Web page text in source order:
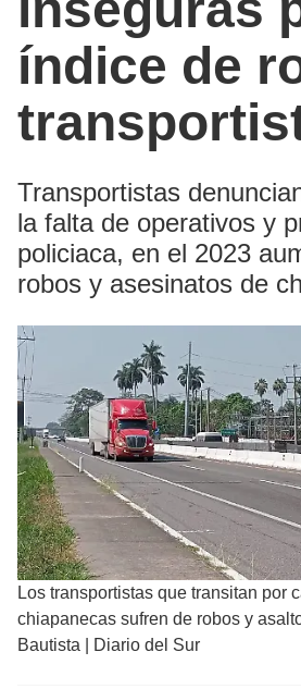
índice de
Transportistas
la falta de operativos y
policiaca, en el 2023
robos y asesinatos de
Los transportistas que transitan por
chiapanecas sufren de robos y
Bautista | Diario del Sur